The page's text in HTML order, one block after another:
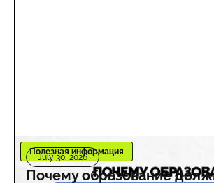
Полезная информация
July 30, 2026
Почему образование